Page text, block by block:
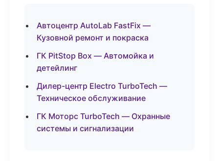
Автоцентр AutoLab FastFix —
Кузовной ремонт и покраска
ГК PitStop Box — Автомойка и
детейлинг
Дилер-центр Electro TurboTech —
Техническое обслуживание
ГК Моторс TurboTech — Охранные
системы и сигнализации